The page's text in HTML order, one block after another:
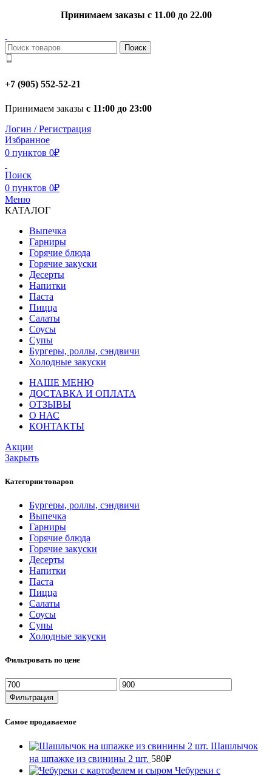
Принимаем заказы с 11.00 до 22.00
Поиск
+7 (905) 552-52-21
Принимаем заказы с 11:00 до 23:00
Логин / Регистрация
Избранное
0 пунктов 0₽
Поиск
0 пунктов 0₽
Меню
КАТАЛОГ
Выпечка
Гарниры
Горячие блюда
Горячие закуски
Десерты
Напитки
Паста
Пицца
Салаты
Соусы
Супы
Бургеры, роллы, сэндвичи
Холодные закуски
НАШЕ МЕНЮ
ДОСТАВКА И ОПЛАТА
ОТЗЫВЫ
О НАС
КОНТАКТЫ
Акции
Закрыть
Категории товаров
Бургеры, роллы, сэндвичи
Выпечка
Гарниры
Горячие блюда
Горячие закуски
Десерты
Напитки
Паста
Пицца
Салаты
Соусы
Супы
Холодные закуски
Фильтровать по цене
Минимальная
цена
Максимальная
цена
Фильтрация
Самое продаваемое
Шашлычок
на шпажке из свинины 2 шт. 580₽
Чебуреки с